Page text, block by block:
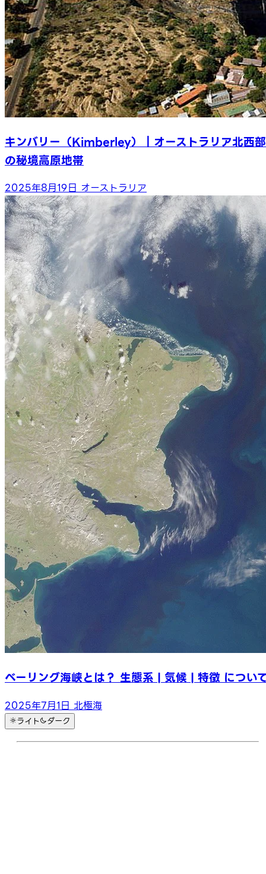
キンバリー（Kimberley）｜オーストラリア北西部
の秘境高原地帯
2025年8月19日 オーストラリア
ベーリング海峡とは？ 生態系 | 気候 | 特徴 につい
2025年7月1日 北極海
ライト ダーク